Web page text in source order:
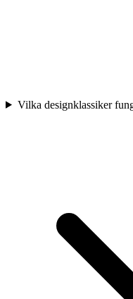
Vilka designklassiker